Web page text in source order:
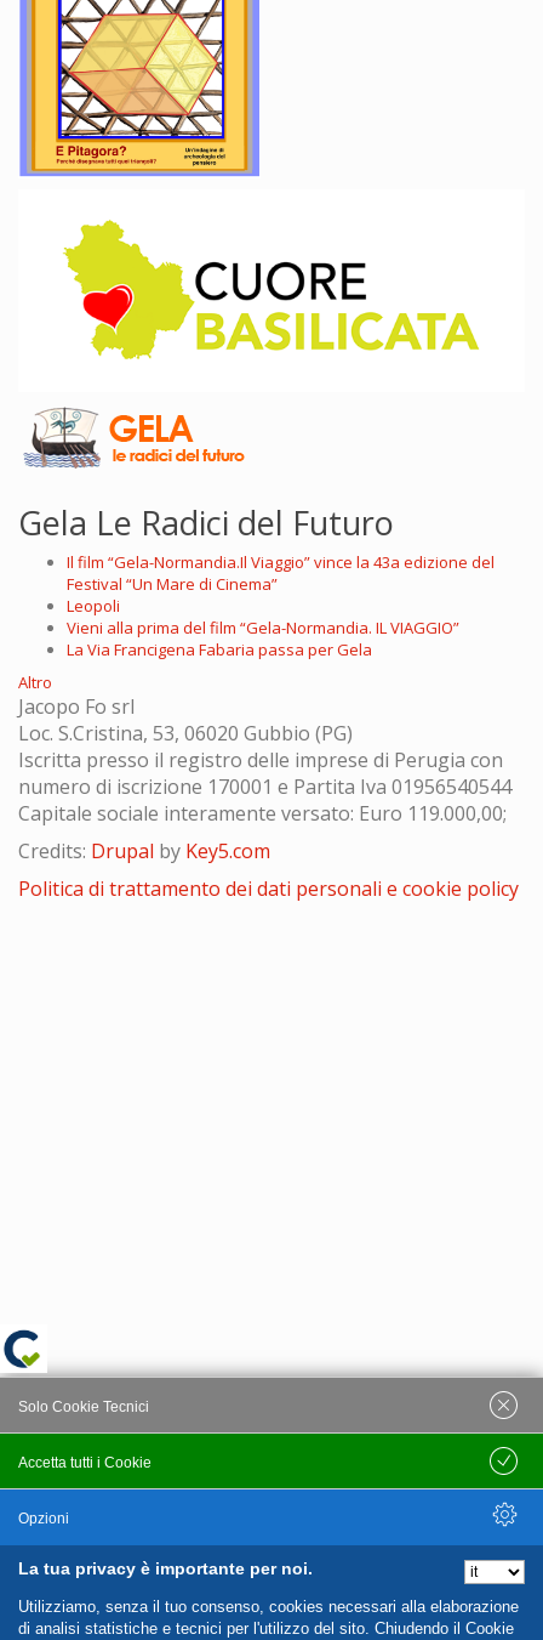
Gela Le Radici del Futuro
Il film “Gela-Normandia.Il Viaggio” vince la 43a edizione del
Festival “Un Mare di Cinema”
Leopoli
Vieni alla prima del film “Gela-Normandia. IL VIAGGIO”
La Via Francigena Fabaria passa per Gela
Altro
Jacopo Fo srl
Loc. S.Cristina, 53, 06020 Gubbio (PG)
Iscritta presso il registro delle imprese di Perugia con
numero di iscrizione 170001 e Partita Iva 01956540544
Capitale sociale interamente versato: Euro 119.000,00;
Credits: Drupal by Key5.com
Politica di trattamento dei dati personali e cookie policy
La tua privacy è importante per noi.
Utilizziamo, senza il tuo consenso, cookies necessari alla elaborazione
di analisi statistiche e tecnici per l'utilizzo del sito. Chiudendo il Cookie
Accetta tutti i Cookie
Solo Cookie Tecnici
Salva
Opzioni
Nascondi Opzioni